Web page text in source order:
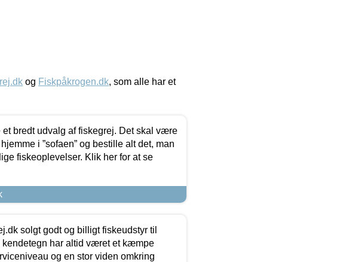
og Fiskpåkrogen.dk, som alle har et
et bredt udvalg af fiskegrej. Det skal være
i ”sofaen” og bestille alt det, man
fiskeoplevelser. Klik her for at se
solgt godt og billigt fiskeudstyr til
kendetegn har altid været et kæmpe
og en stor viden omkring